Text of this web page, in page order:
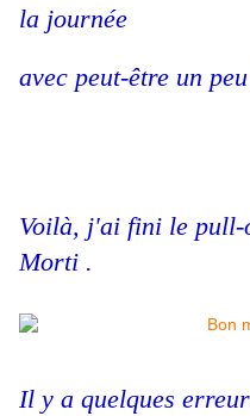
la journée
avec peut-être un
Voilà, j'ai fini le
Morti .
Il y a quelques